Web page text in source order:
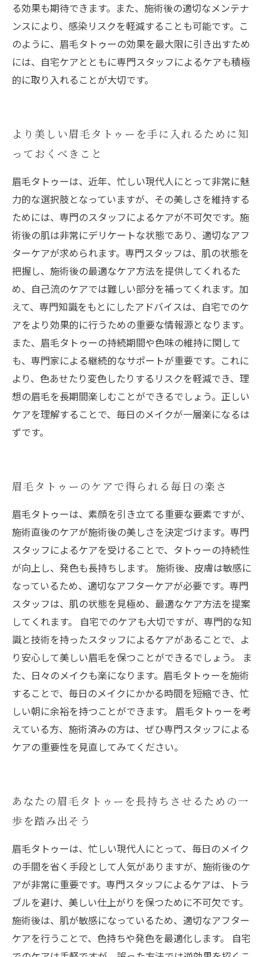
る効果も期待できます。また、施術後の適切なメンテナ
ンスにより、感染リスクを軽減することも可能です。こ
のように、眉毛タトゥーの効果を最大限に引き出すため
には、自宅ケアとともに専門スタッフによるケアも積極
的に取り入れることが大切です。
より美しい眉毛タトゥーを手に入れるために知
っておくべきこと
眉毛タトゥーは、近年、忙しい現代人にとって非常に魅
力的な選択肢となっていますが、その美しさを維持する
ためには、専門のスタッフによるケアが不可欠です。施
術後の肌は非常にデリケートな状態であり、適切なアフ
ターケアが求められます。専門スタッフは、肌の状態を
把握し、施術後の最適なケア方法を提供してくれるた
め、自己流のケアでは難しい部分を補ってくれます。加
えて、専門知識をもとにしたアドバイスは、自宅でのケ
アをより効果的に行うための重要な情報源となります。
また、眉毛タトゥーの持続期間や色味の維持に関して
も、専門家による継続的なサポートが重要です。これに
より、色あせたり変色したりするリスクを軽減でき、理
想の眉毛を長期間楽しむことができるでしょう。正しい
ケアを理解することで、毎日のメイクが一層楽になるは
ずです。
眉毛タトゥーのケアで得られる毎日の楽さ
眉毛タトゥーは、素顔を引き立てる重要な要素ですが、
施術直後のケアが施術後の美しさを決定づけます。専門
スタッフによるケアを受けることで、タトゥーの持続性
が向上し、発色も長持ちします。 施術後、皮膚は敏感に
なっているため、適切なアフターケアが必要です。専門
スタッフは、肌の状態を見極め、最適なケア方法を提案
してくれます。 自宅でのケアも大切ですが、専門的な知
識と技術を持ったスタッフによるケアがあることで、よ
り安心して美しい眉毛を保つことができるでしょう。 ま
た、日々のメイクも楽になります。眉毛タトゥーを施術
することで、毎日のメイクにかかる時間を短縮でき、忙
しい朝に余裕を持つことができます。 眉毛タトゥーを考
えている方、施術済みの方は、ぜひ専門スタッフによる
ケアの重要性を見直してみてください。
あなたの眉毛タトゥーを長持ちさせるための一
歩を踏み出そう
眉毛タトゥーは、忙しい現代人にとって、毎日のメイク
の手間を省く手段として人気がありますが、施術後のケ
アが非常に重要です。専門スタッフによるケアは、トラ
ブルを避け、美しい仕上がりを保つために不可欠です。
施術後は、肌が敏感になっているため、適切なアフター
ケアを行うことで、色持ちや発色を最適化します。 自宅